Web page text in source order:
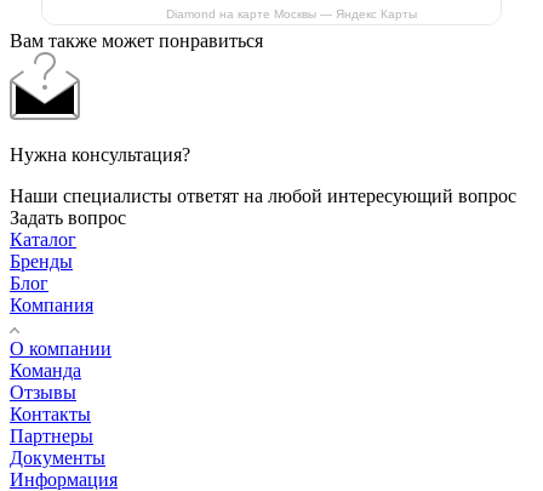
Diamond на карте Москвы — Яндекс Карты
Вам также может понравиться
Нужна консультация?
Наши специалисты ответят на любой интересующий вопрос
Задать вопрос
Каталог
Бренды
Блог
Компания
О компании
Команда
Отзывы
Контакты
Партнеры
Документы
Информация